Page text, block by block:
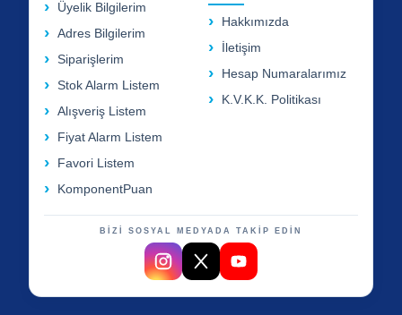
Üyelik Bilgilerim
Adres Bilgilerim
Siparişlerim
Stok Alarm Listem
Alışveriş Listem
Fiyat Alarm Listem
Favori Listem
KomponentPuan
Hakkımızda
İletişim
Hesap Numaralarımız
K.V.K.K. Politikası
BİZİ SOSYAL MEDYADA TAKİP EDİN